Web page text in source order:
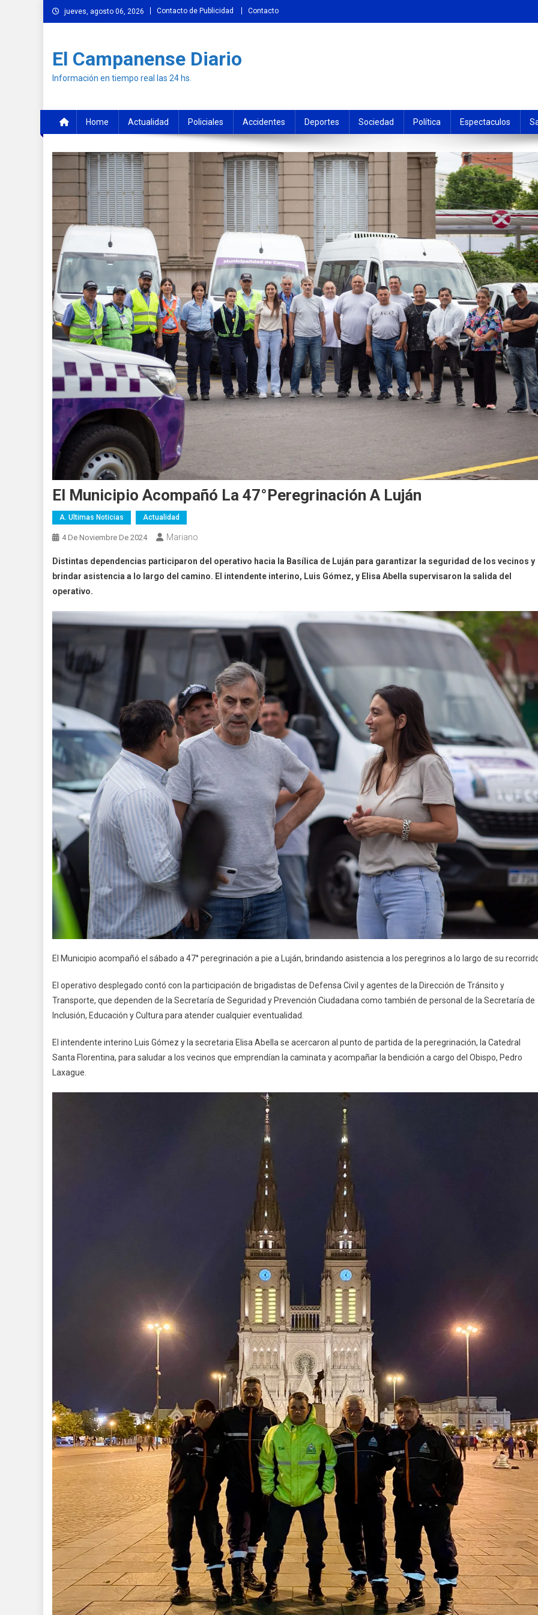
Skip
to
jueves, agosto 06, 2026 Contacto de Publicidad Contacto
El Campanense Diario
Información en tiempo real las 24 hs.
Home Actualidad Policiales Accidentes Deportes Sociedad Política Espectaculos
El Municipio Acompañó La 47°peregrinación A Luján
A. Ultimas Noticias Actualidad
4 De Noviembre De 2024 Mariano
Distintas dependencias participaron del operativo hacia la Basílica de Luján para garantizar la seguridad de los vecinos y
brindar asistencia a lo largo del camino. El intendente interino, Luis Gómez, y Elisa Abella supervisaron la salida del
operativo.
El Municipio acompañó el sábado a 47° peregrinación a pie a Luján, brindando asistencia a los peregrinos a lo largo de su
El operativo desplegado contó con la participación de brigadistas de Defensa Civil y agentes de la Dirección de Tránsito y
Transporte, que dependen de la Secretaría de Seguridad y Prevención Ciudadana como también de personal de la Secretaría de
Inclusión, Educación y Cultura para atender cualquier eventualidad.
El intendente interino Luis Gómez y la secretaria Elisa Abella se acercaron al punto de partida de la peregrinación, la Catedral
Santa Florentina, para saludar a los vecinos que emprendían la caminata y acompañar la bendición a cargo del Obispo, Pedro
Laxague.